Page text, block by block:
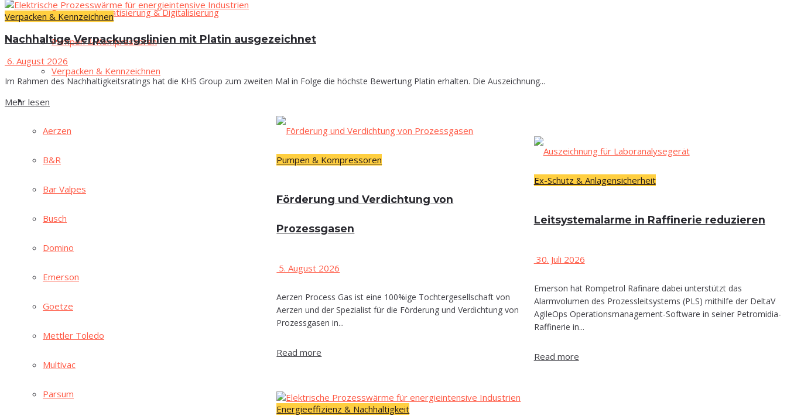
Pro­zess­au­to­ma­ti­sie­rung & Digitalisierung
Pum­pen & Kompressoren
Ver­pa­cken & Kennzeichnen
High­lights
Aer­zen
B&R
Bar Val­pes
Busch
Domi­no
Emer­son
Goe­t­ze
Mett­ler Toledo
Mul­ti­vac
Par­sum
Pumpen & Kompressoren
För­de­rung und Ver­dich­tung von
Prozessgasen
5. August 2026
Aerzen Process Gas ist eine 100%ige Tochtergesellschaft von
Aerzen und der Spezialist für die Förderung und Verdichtung von
Prozessgasen in...
Read more
Ex-Schutz & Anlagensicherheit
Leit­sys­tem­alar­me in Raf­fi­ne­rie reduzieren
30. Juli 2026
Emerson hat Rompetrol Rafinare dabei unterstützt das
Alarmvolumen des Prozessleitsystems (PLS) mithilfe der DeltaV
AgileOps Operationsmanagement-Software in seiner Petromidia-
Raffinerie in...
Read more
Verpacken & Kennzeichnen
Nach­hal­ti­ge Ver­pa­ckungs­li­ni­en mit Pla­tin ausgezeichnet
6. August 2026
Im Rahmen des Nachhaltigkeitsratings hat die KHS Group zum zweiten Mal in Folge die höchste Bewertung Platin erhalten. Die Auszeichnung...
Mehr lesen
Energieeffizienz & Nachhaltigkeit